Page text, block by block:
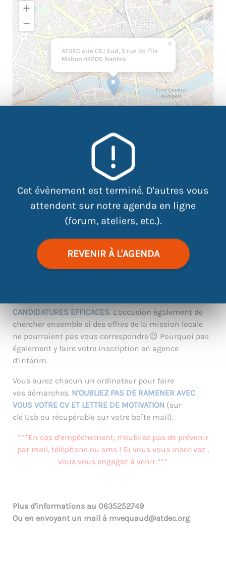
Cet évènement est terminé. D'autres vous
attendent sur notre agenda en ligne
(forum, ateliers, etc.).
REVENIR À L'AGENDA
ATDEC site CEJ Sud, 5 rue de l'île
Mabon 44200 Nantes
×
+
−
Leaflet | ©OpenStreetMapcontributors
CHERCHEZ DES OFFRES ET POSTULEZ
Du concret pour
avancer 😊. Attention, atelier réservé aux jeunes en
parcours CEJ!
CANDIDATURES EFFICACES. L’occasion également de
chercher ensemble si des offres de la mission locale
ne pourraient pas vous correspondre 😉 Pourquoi pas
également y faire votre inscription en agence
d’intérim.
Vous aurez chacun un ordinateur pour faire
vos démarches. N’OUBLIEZ PAS DE RAMENER AVEC
VOUS VOTRE CV ET LETTRE DE MOTIVATION (sur
clé Usb ou récupérable sur votre boîte mail).
***En cas d’empêchement, n’oubliez pas de prévenir
par mail, téléphone ou sms ! Si vous vous inscrivez ,
vous vous engagez à venir ***
Plus d'informations au 0635252749
Ou en envoyant un mail à mvequaud@atdec.org